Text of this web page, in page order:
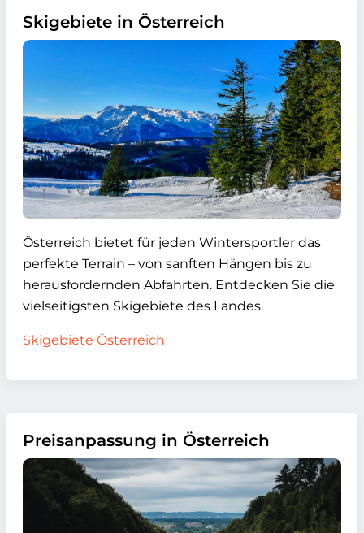
Skigebiete in Österreich
Österreich bietet für jeden Wintersportler das
perfekte Terrain – von sanften Hängen bis zu
herausfordernden Abfahrten. Entdecken Sie die
vielseitigsten Skigebiete des Landes.
Skigebiete Österreich
Preisanpassung in Österreich